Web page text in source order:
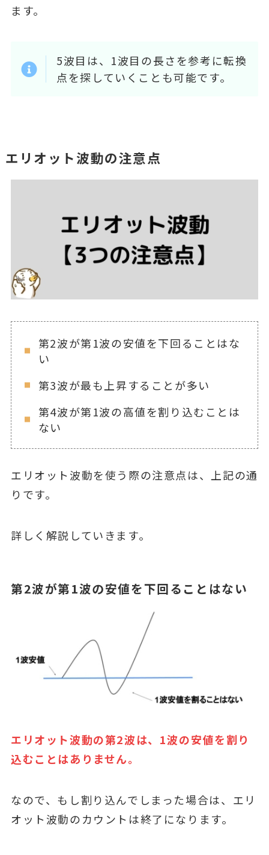
ます。
5波目は、1波目の長さを参考に転換
点を探していくことも可能です。
エリオット波動の注意点
第2波が第1波の安値を下回ることはな
い
第3波が最も上昇することが多い
第4波が第1波の高値を割り込むことは
ない
エリオット波動を使う際の注意点は、上記の通
りです。
詳しく解説していきます。
第2波が第1波の安値を下回ることはない
エリオット波動の第2波は、1波の安値を割り
込むことはありません。
なので、もし割り込んでしまった場合は、エリ
オット波動のカウントは終了になります。